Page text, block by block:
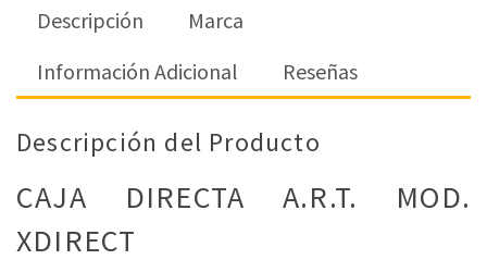
Descripción
Marca
Información Adicional
Reseñas
Descripción del Producto
CAJA DIRECTA A.R.T. MOD.
XDIRECT